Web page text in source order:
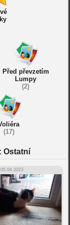
Před převzetím
Lumpy
(2)
(17)
Ostatní
05.04.2023